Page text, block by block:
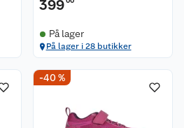
399
På lager
På lager i 28 butikker
-40 %